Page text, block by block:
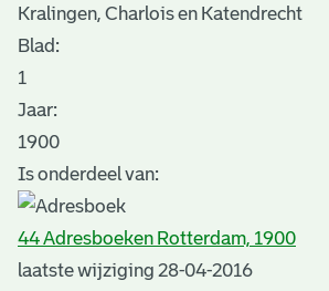
Kralingen, Charlois en Katendrecht
Blad:
1
Jaar:
1900
Is onderdeel van:
44 Adresboeken Rotterdam, 1900
laatste wijziging 28-04-2016